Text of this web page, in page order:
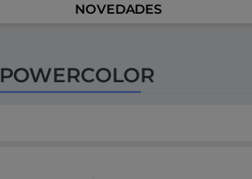
NOVEDADES
POWERCOLOR